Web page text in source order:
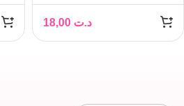
APPAREIL GRATUIT
د.ت